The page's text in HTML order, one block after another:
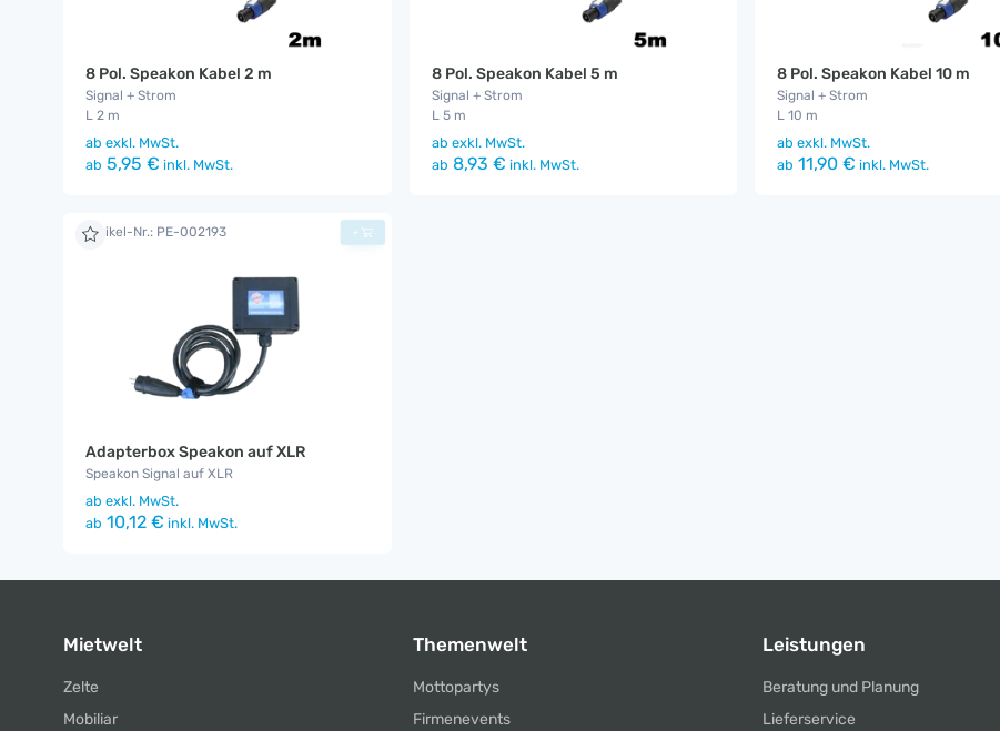
8 Pol. Speakon Kabel 2 m
Signal + Strom
L 2 m
ab exkl. MwSt.
ab 5,95 € inkl. MwSt.
8 Pol. Speakon Kabel 5 m
Signal + Strom
L 5 m
ab exkl. MwSt.
ab 8,93 € inkl. MwSt.
8 Pol. Speakon Kabel 10 m
Signal + Strom
L 10 m
ab exkl. MwSt.
ab 11,90 € inkl. MwSt.
Artikel-Nr.: PE-002193
Adapterbox Speakon auf XLR
Speakon Signal auf XLR
ab exkl. MwSt.
ab 10,12 € inkl. MwSt.
+
Mietwelt
Zelte
Mobiliar
Themenwelt
Mottopartys
Firmenevents
Leistungen
Beratung und Planung
Lieferservice